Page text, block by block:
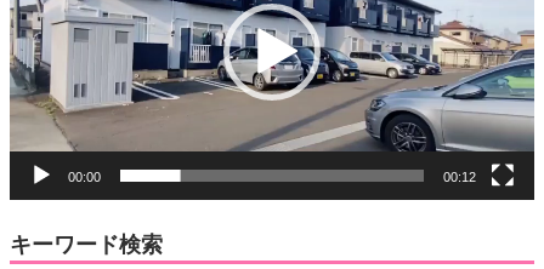
レ
ー
ヤ
ー
00:00 00:12
キーワード検索